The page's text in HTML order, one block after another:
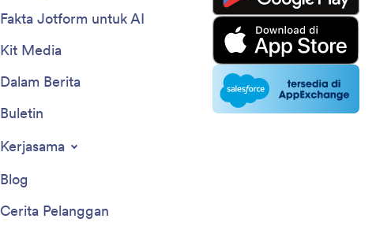
Fakta Jotform untuk AI
Kit Media
Dalam Berita
Buletin
Kerjasama
Blog
Cerita Pelanggan